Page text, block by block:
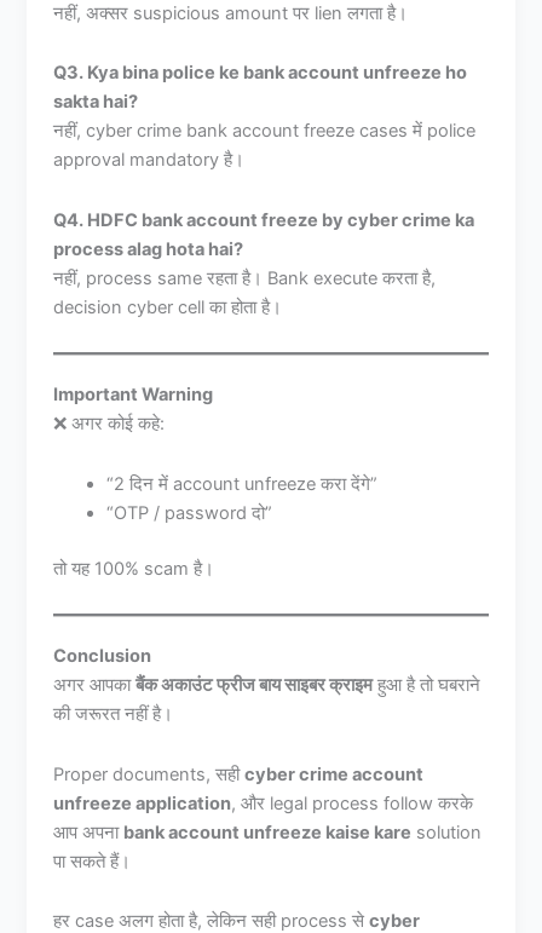
नहीं, अक्सर suspicious amount पर lien लगता है।
Q3. Kya bina police ke bank account unfreeze ho
sakta hai?
नहीं, cyber crime bank account freeze cases में police
approval mandatory है।
Q4. HDFC bank account freeze by cyber crime ka
process alag hota hai?
नहीं, process same रहता है। Bank execute करता है,
decision cyber cell का होता है।
Important Warning
❌ अगर कोई कहे:
“2 दिन में account unfreeze करा देंगे”
“OTP / password दो”
तो यह 100% scam है।
Conclusion
अगर आपकाबैंक अकाउंट फ्रीज बाय साइबर क्राइमहुआ है तो घबराने
की जरूरत नहीं है।
Proper documents, सहीcyber crime account
unfreeze application, और legal process follow करके
आप अपना bank account unfreeze kaise kare solution
पा सकते हैं।
हर case अलग होता है, लेकिन सही process सेcyber